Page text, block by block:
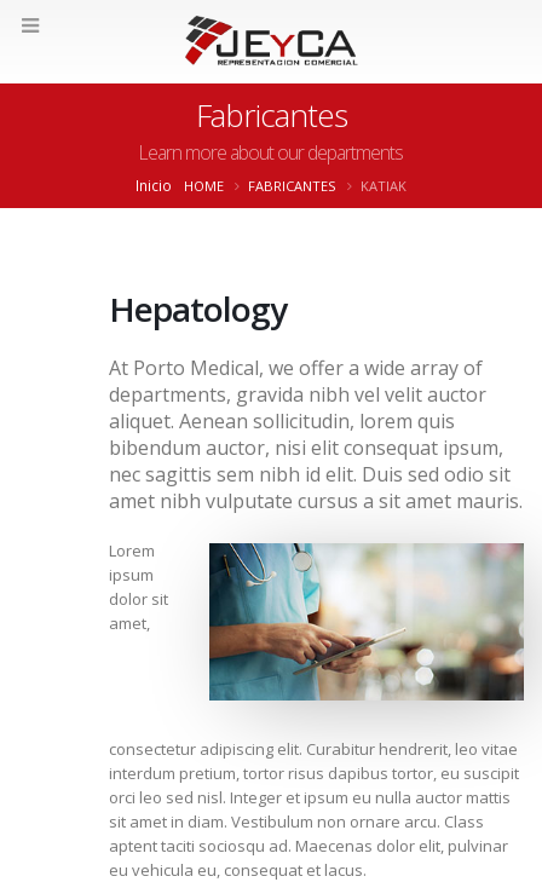
Fabricantes
Learn more about our departments
Inicio HOME FABRICANTES KATIAK
Hepatology
At Porto Medical, we offer a wide array of
departments, gravida nibh vel velit auctor
aliquet. Aenean sollicitudin, lorem quis
bibendum auctor, nisi elit consequat ipsum,
nec sagittis sem nibh id elit. Duis sed odio sit
amet nibh vulputate cursus a sit amet mauris.
Lorem
ipsum
dolor sit
amet,
consectetur adipiscing elit. Curabitur hendrerit, leo vitae
interdum pretium, tortor risus dapibus tortor, eu suscipit
orci leo sed nisl. Integer et ipsum eu nulla auctor mattis
sit amet in diam. Vestibulum non ornare arcu. Class
aptent taciti sociosqu ad. Maecenas dolor elit, pulvinar
eu vehicula eu, consequat et lacus.